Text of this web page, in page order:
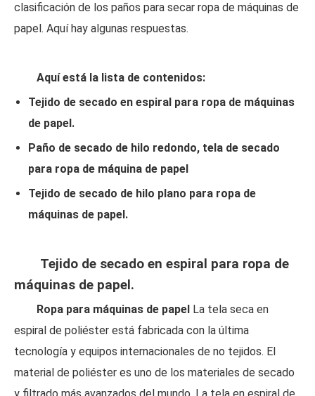
clasificación de los paños para secar ropa de máquinas de
papel. Aquí hay algunas respuestas.
Aquí está la lista de contenidos:
Tejido de secado en espiral para ropa de máquinas
de papel.
Paño de secado de hilo redondo, tela de secado
para ropa de máquina de papel
Tejido de secado de hilo plano para ropa de
máquinas de papel.
Tejido de secado en espiral para ropa de
máquinas de papel.
Ropa para máquinas de papel La tela seca en
espiral de poliéster está fabricada con la última
tecnología y equipos internacionales de no tejidos. El
material de poliéster es uno de los materiales de secado